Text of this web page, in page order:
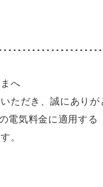
へ
ただき、誠にありが
電気料金に適用す
。